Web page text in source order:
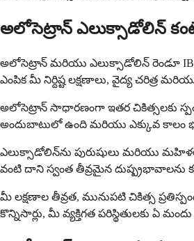
అలోసెట్రాన్ ఎలుక్సాడోలిన్
అలోసెట్రాన్ మరియు ఎలుక్సాడోలిన్ రెండూ
ఎంపిక మీ నిర్దిష్ట లక్షణాలు, వైద్య చరిత్ర
అలోసెట్రాన్ సాధారణంగా ఇతర చికిత్సలకు
అందుబాటులో ఉంది మరియు ఎక్కువ కాలం
ఎలుక్సాడోలిన్‌ను పురుషులు మరియు
వంటి దాని స్వంత తీవ్రమైన దుష్ప్రభావాలను
మీ లక్షణాల తీవ్రత, మునుపటి చికిత్స
కొన్నిసార్లు, మీ వ్యక్తిగత పరిస్థితులకు ఏ